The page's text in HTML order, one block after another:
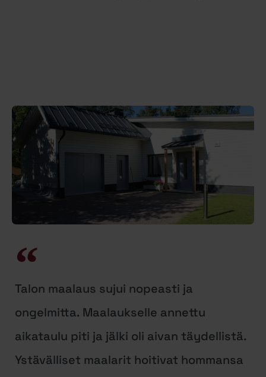
Talon maalaus sujui nopeasti ja
ongelmitta. Maalaukselle annettu
aikataulu piti ja jälki oli aivan täydellistä.
Ystävälliset maalarit hoitivat hommansa